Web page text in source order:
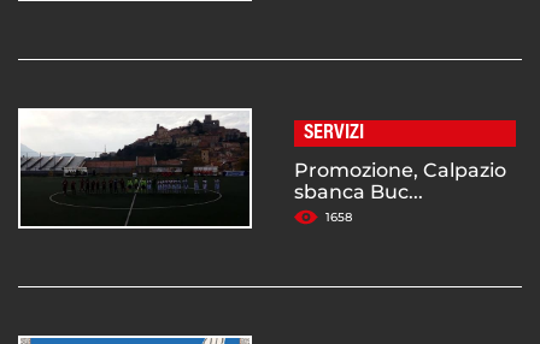
SERVIZI
Promozione, Calpazio
sbanca Buc...
1658